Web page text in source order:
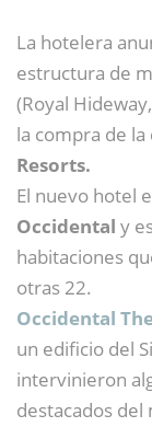
La hotelera
estructura de
(Royal
la compra de la
Resorts.
El nuevo hotel
Occidental y
habitaciones
otras 22.
Occidental
un edificio del
intervinieron
destacados